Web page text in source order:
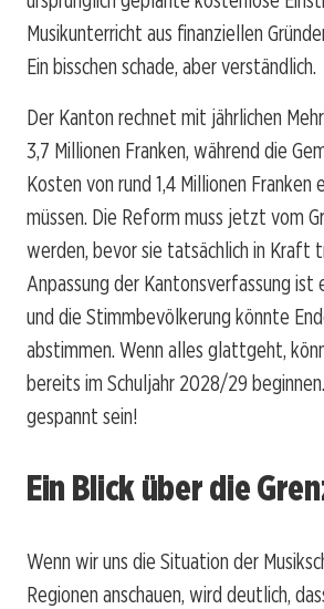
Musikunterricht aus finanziellen
Ein bisschen schade, aber verständlich.
Der Kanton rechnet mit jährlichen
3,7 Millionen Franken, während die
Kosten von rund 1,4 Millionen Franken
müssen. Die Reform muss jetzt vom
werden, bevor sie tatsächlich in Kraft
Anpassung der Kantonsverfassung ist
und die Stimmbevölkerung könnte
abstimmen. Wenn alles glattgeht,
bereits im Schuljahr 2028/29
gespannt sein!
Ein Blick über die
Wenn wir uns die Situation der
Regionen anschauen, wird deutlich,